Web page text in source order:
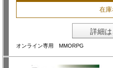
在庫
詳細
オンライン専用 MMORPG